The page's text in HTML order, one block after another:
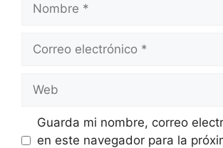
electrónico
Guarda mi nombre, correo
en este navegador para la